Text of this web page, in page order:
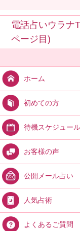
電話占いウラナ
ページ目)
ホーム
初めての方
待機スケジュール
お客様の声
公開メール占い
人気占術
よくあるご質問